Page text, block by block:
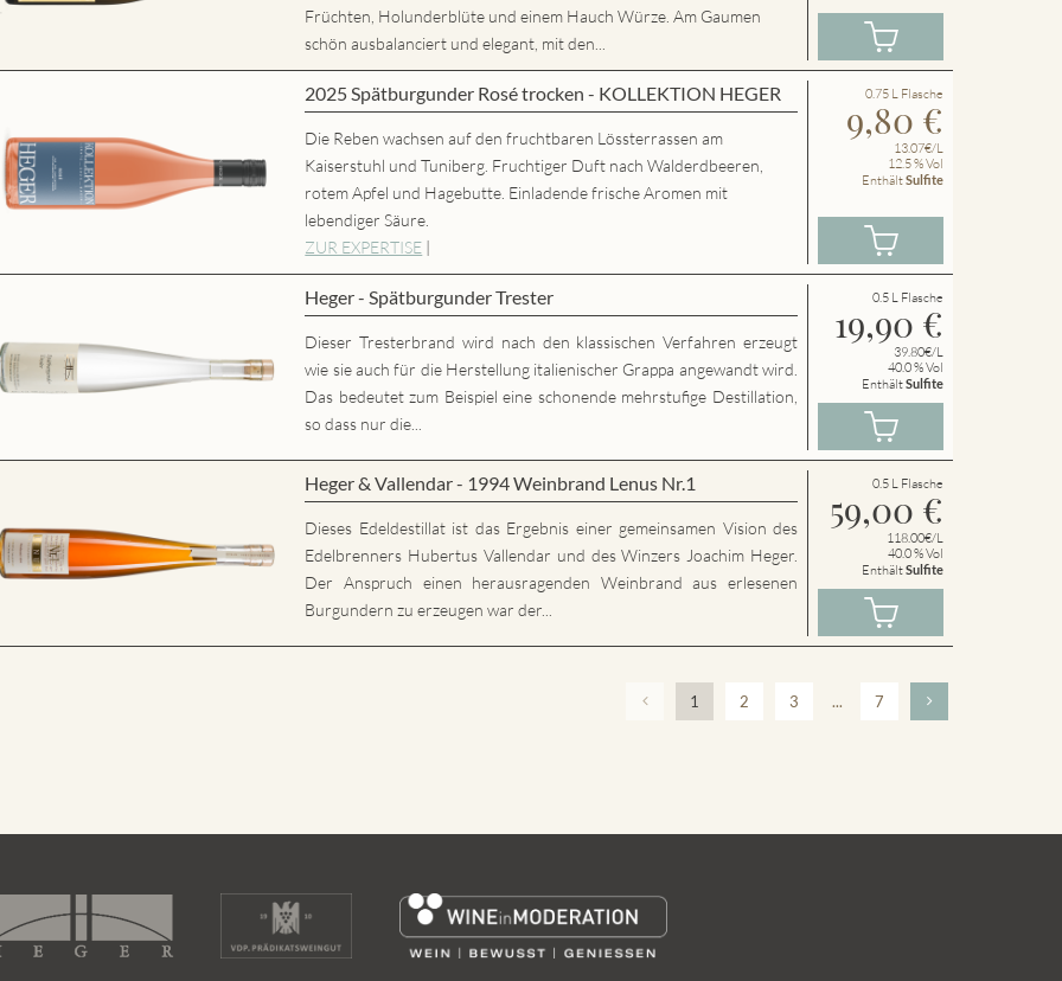
Früchten, Holunderblüte und einem Hauch Würze. Am Gaumen
schön ausbalanciert und elegant, mit den...
2025 Spätburgunder Rosé trocken - KOLLEKTION HEGER
Die Reben wachsen auf den fruchtbaren Lössterrassen am
Kaiserstuhl und Tuniberg. Fruchtiger Duft nach Walderdbeeren,
rotem Apfel und Hagebutte. Einladende frische Aromen mit
lebendiger Säure.
ZUR EXPERTISE |
0.75 L Flasche
9,80 €
13.07€/L
12.5 % Vol
EnthältSulfite
Heger - Spätburgunder Trester
Dieser Tresterbrand wird nach den klassischen Verfahren erzeugt
wie sie auch für die Herstellung italienischer Grappa angewandt wird.
Das bedeutet zum Beispiel eine schonende mehrstufige Destillation,
so dass nur die...
0.5 L Flasche
19,90 €
39.80€/L
40.0 % Vol
EnthältSulfite
Heger & Vallendar - 1994 Weinbrand Lenus Nr.1
Dieses Edeldestillat ist das Ergebnis einer gemeinsamen Vision des
Edelbrenners Hubertus Vallendar und des Winzers Joachim Heger.
Der Anspruch einen herausragenden Weinbrand aus erlesenen
Burgundern zu erzeugen war der...
0.5 L Flasche
59,00 €
118.00€/L
40.0 % Vol
EnthältSulfite
1 2 3 ... 7